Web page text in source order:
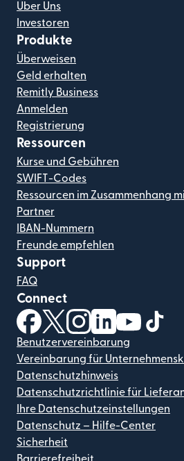
Über Uns
Investoren
Produkte
Überweisen
Geld erhalten
Remitly Business
Anmelden
Registrierung
Ressourcen
Kurse und Gebühren
SWIFT-Codes
Ressourcen im Zusammenhang
Partner
IBAN-Nummern
Freunde empfehlen
Support
FAQ
Connect
(wird in einem neuen
(wird in einem neuen
(wird in einem
(wird in(wird in
Benutzervereinbarung
Vereinbarung für
Datenschutzhinweis
Datenschutzrichtlinie für
Ihre Datenschutzeinstellungen
Datenschutz – Hilfe-Center
Sicherheit